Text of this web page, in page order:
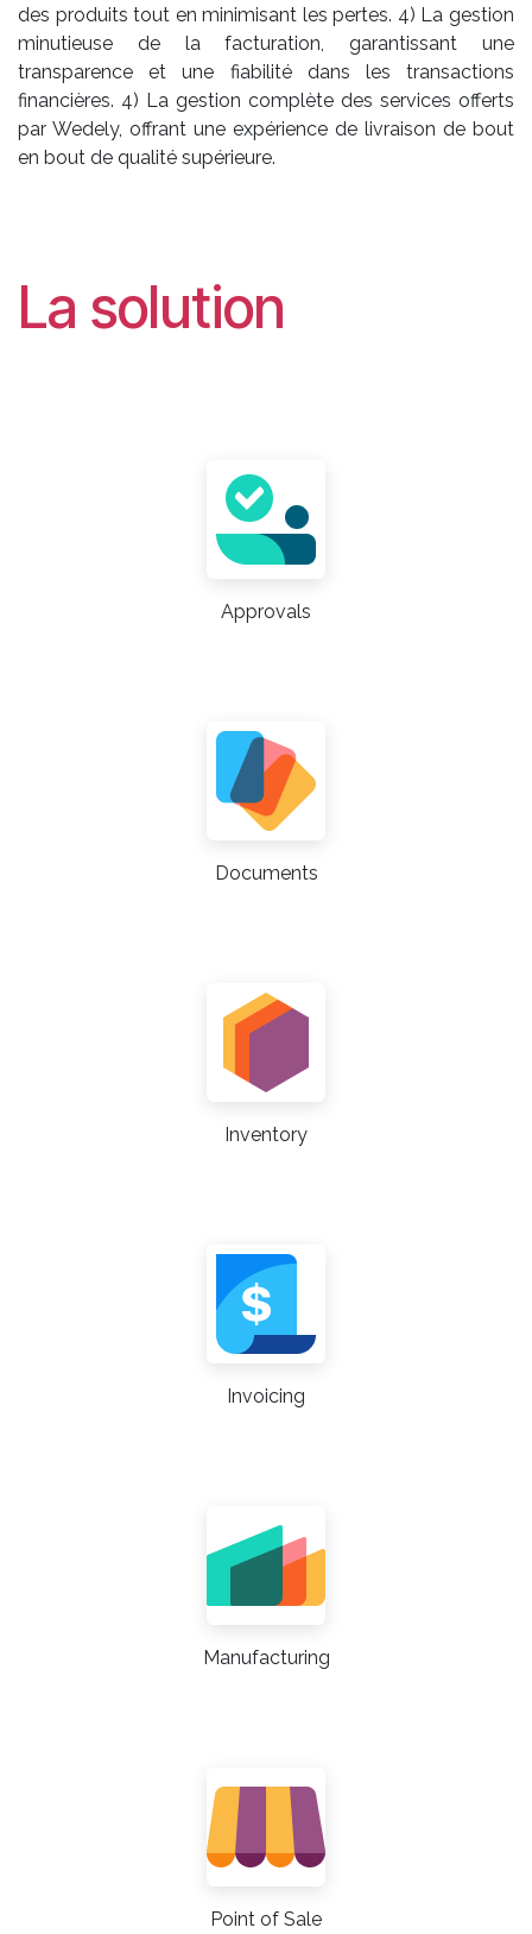
des produits tout en minimisant les pertes. 4) La gestion
minutieuse de la facturation, garantissant une
transparence et une fiabilité dans les transactions
financières. 4) La gestion complète des services offerts
par Wedely, offrant une expérience de livraison de bout
en bout de qualité supérieure.
La solution
Approvals
Documents
Inventory
Invoicing
Manufacturing
Point of Sale